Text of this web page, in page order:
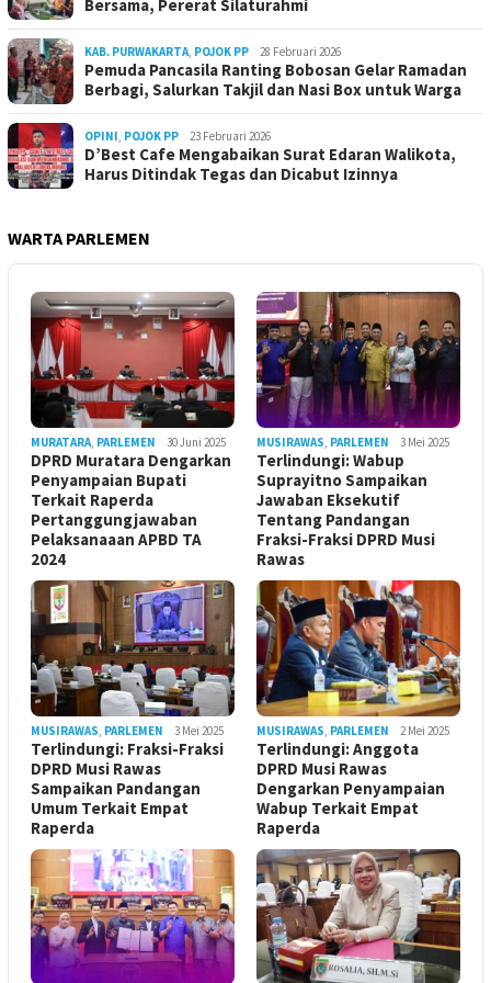
Bersama, Pererat Silaturahmi
KAB. PURWAKARTA, POJOK PP 28 Februari 2026
Pemuda Pancasila Ranting Bobosan Gelar Ramadan
Berbagi, Salurkan Takjil dan Nasi Box untuk Warga
OPINI, POJOK PP 23 Februari 2026
D’Best Cafe Mengabaikan Surat Edaran Walikota,
Harus Ditindak Tegas dan Dicabut Izinnya
WARTA PARLEMEN
MURATARA, PARLEMEN 30 Juni 2025
DPRD Muratara Dengarkan
Penyampaian Bupati
Terkait Raperda
Pertanggungjawaban
Pelaksanaaan APBD TA
2024
MUSIRAWAS, PARLEMEN 3 Mei 2025
Terlindungi: Wabup
Suprayitno Sampaikan
Jawaban Eksekutif
Tentang Pandangan
Fraksi-Fraksi DPRD Musi
Rawas
MUSIRAWAS, PARLEMEN 3 Mei 2025
Terlindungi: Fraksi-Fraksi
DPRD Musi Rawas
Sampaikan Pandangan
Umum Terkait Empat
Raperda
MUSIRAWAS, PARLEMEN 2 Mei 2025
Terlindungi: Anggota
DPRD Musi Rawas
Dengarkan Penyampaian
Wabup Terkait Empat
Raperda